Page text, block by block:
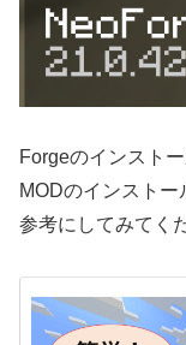
Forgeのインスト
MODのインスト
参考にしてみてく